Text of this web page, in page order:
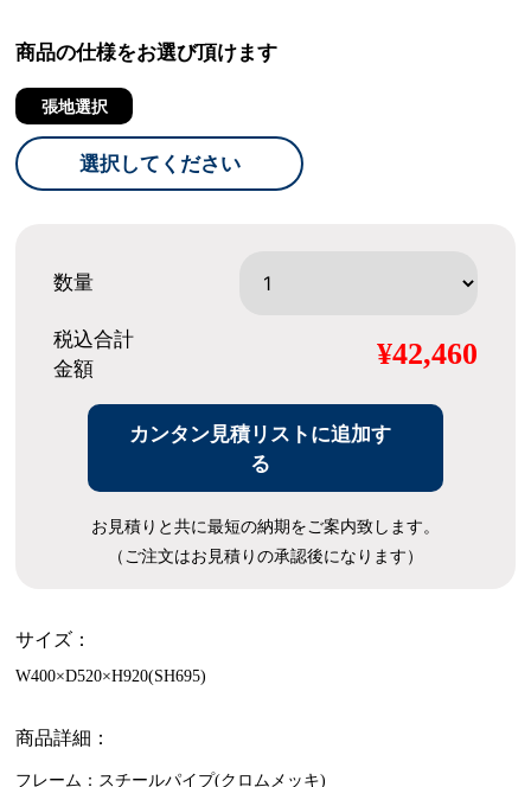
商品の仕様をお選び頂けます
張地選択
選択してください
数量
税込合計
金額
¥42,460
カンタン見積リストに追加す
る
お見積りと共に最短の納期をご案内致します。
（ご注文はお見積りの承認後になります）
サイズ：
W400×D520×H920(SH695)
商品詳細：
フレーム：スチールパイプ(クロムメッキ)